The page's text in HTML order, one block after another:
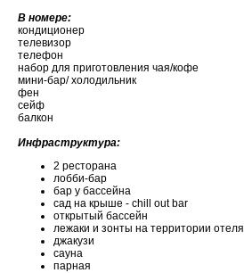
В номере:
кондиционер
телевизор
телефон
набор для приготовления чая/кофе
мини-бар/ холодильник
фен
сейф
балкон
Инфраструктура:
2 ресторана
лобби-бар
бар у бассейна
сад на крыше - chill out bar
открытый бассейн
лежаки и зонты на территории отеля
джакузи
сауна
парная